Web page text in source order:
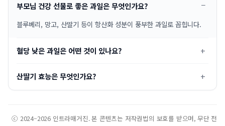
부모님 건강 선물로 좋은 과일은 무엇인가요?
블루베리, 망고, 산딸기 등이 항산화 성분이 풍부한 과일로 꼽힙니다.
혈당 낮은 과일은 어떤 것이 있나요?
산딸기 효능은 무엇인가요?
ⓒ 2024–2026 인트라매거진. 본 콘텐츠는 저작권법의 보호를 받으며, 무단 전